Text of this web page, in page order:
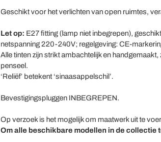
Geschikt voor het verlichten van open ruimtes,
Let op: E27 fitting (lamp niet inbegrepen),
netspanning 220-240V; regelgeving: CE-
Alle tinten zijn strikt ambachtelijk en
penseel.
‘Reliëf’ betekent ‘sinaasappelschil’.
Bevestigingspluggen INBEGREPEN.
Op verzoek is het mogelijk om maatwerk uit te
Om alle beschikbare modellen in de collectie